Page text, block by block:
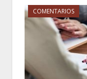
COMENTARIOS